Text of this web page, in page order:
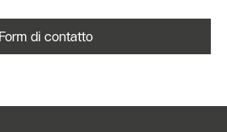
Form di contatto